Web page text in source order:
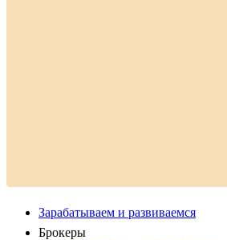
Зарабатываем и развиваемся
Брокеры